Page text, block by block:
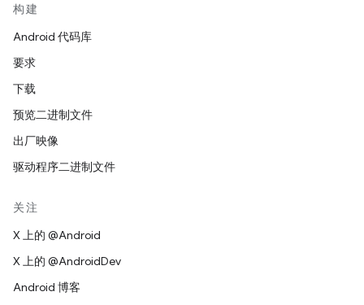
构建
Android 代码库
要求
下载
预览二进制文件
出厂映像
驱动程序二进制文件
关注
X 上的 @Android
X 上的 @AndroidDev
Android 博客